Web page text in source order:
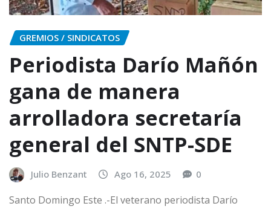
GREMIOS / SINDICATOS
Periodista Darío Mañón
gana de manera
arrolladora secretaría
general del SNTP-SDE
Julio Benzant Ago 16, 2025 0
Santo Domingo Este .-El veterano periodista Darío